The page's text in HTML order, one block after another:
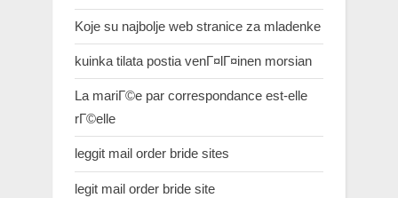
Koje su najbolje web stranice za mladenke
kuinka tilata postia venГ¤lГ¤inen morsian
La mariГ©e par correspondance est-elle
rГ©elle
leggit mail order bride sites
legit mail order bride site